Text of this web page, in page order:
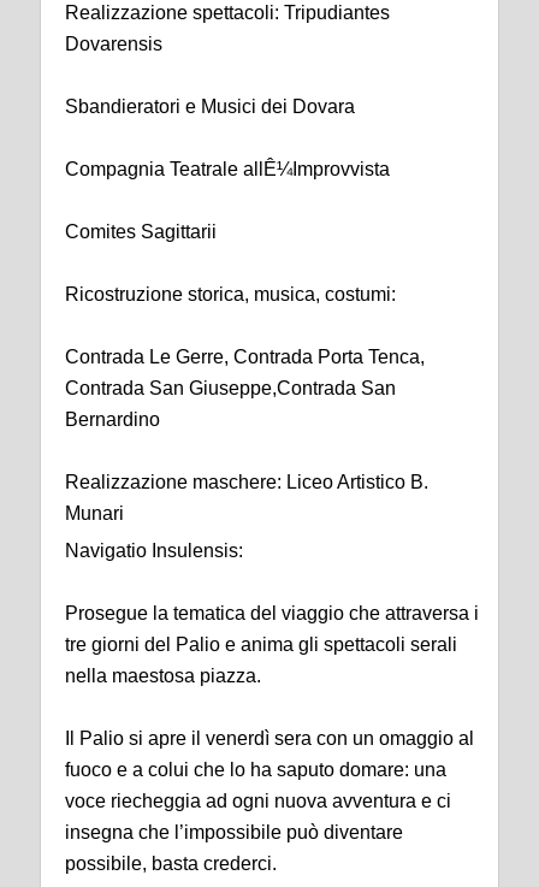
Realizzazione spettacoli: Tripudiantes
Dovarensis
Sbandieratori e Musici dei Dovara
Compagnia Teatrale allÊ¼Improvvista
Comites Sagittarii
Ricostruzione storica, musica, costumi:
Contrada Le Gerre, Contrada Porta Tenca,
Contrada San Giuseppe,Contrada San
Bernardino
Realizzazione maschere: Liceo Artistico B.
Munari
Navigatio Insulensis:
Prosegue la tematica del viaggio che attraversa i
tre giorni del Palio e anima gli spettacoli serali
nella maestosa piazza.
Il Palio si apre il venerdì sera con un omaggio al
fuoco e a colui che lo ha saputo domare: una
voce riecheggia ad ogni nuova avventura e ci
insegna che l’impossibile può diventare
possibile, basta crederci.